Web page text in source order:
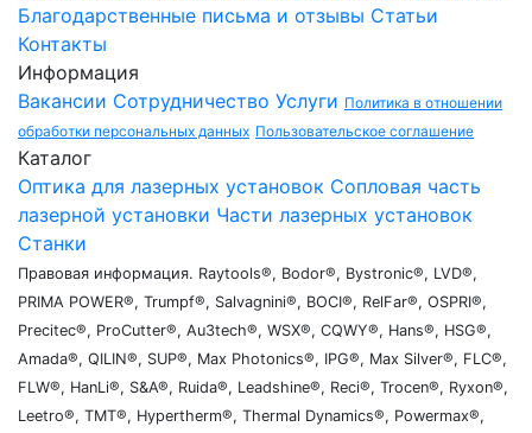
Благодарственные письма и отзывы Статьи
Контакты
Информация
Вакансии Сотрудничество Услуги Политика в отношении
обработки персональных данных Пользовательское соглашение
Каталог
Оптика для лазерных установок Сопловая часть
лазерной установки Части лазерных установок
Станки
Правовая информация. Raytools®, Bodor®, Bystronic®, LVD®,
PRIMA POWER®, Trumpf®, Salvagnini®, BOCI®, RelFar®, OSPRI®,
Precitec®, ProCutter®, Au3tech®, WSX®, CQWY®, Hans®, HSG®,
Amada®, QILIN®, SUP®, Max Photonics®, IPG®, Max Silver®, FLC®,
FLW®, HanLi®, S&A®, Ruida®, Leadshine®, Reci®, Trocen®, Ryxon®,
Leetro®, TMT®, Hypertherm®, Thermal Dynamics®, Powermax®,